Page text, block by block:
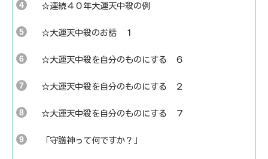
☆連続４０年大運天中殺の例
☆大運天中殺のお話 １
☆大運天中殺を自分のものにする ６
☆大運天中殺を自分のものにする ２
☆大運天中殺を自分のものにする ７
「守護神って何ですか？」